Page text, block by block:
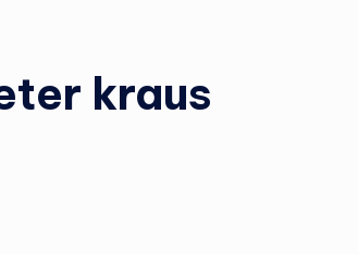
l
kraus